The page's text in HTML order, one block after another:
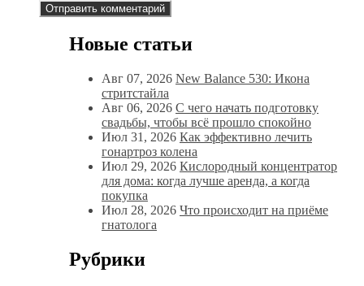
Новые статьи
Авг 07, 2026 New Balance 530: Икона
стритстайла
Авг 06, 2026 С чего начать подготовку
свадьбы, чтобы всё прошло спокойно
Июл 31, 2026 Как эффективно лечить
гонартроз колена
Июл 29, 2026 Кислородный концентратор
для дома: когда лучше аренда, а когда
покупка
Июл 28, 2026 Что происходит на приёме
гнатолога
Рубрики